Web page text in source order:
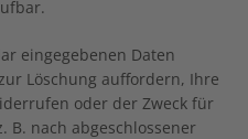
eingegebenen Daten
Löschung auffordern, Ihre
oder der Zweck für
B. nach abgeschlossener